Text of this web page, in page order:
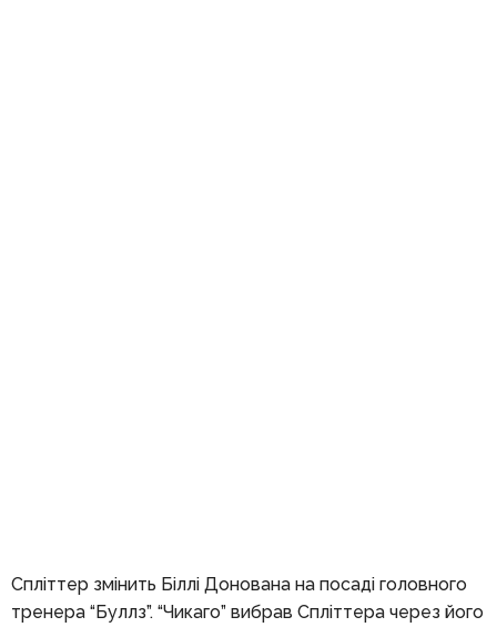
Спліттер змінить Біллі Донована на посаді головного
тренера “Буллз”. “Чикаго” вибрав Спліттера через його